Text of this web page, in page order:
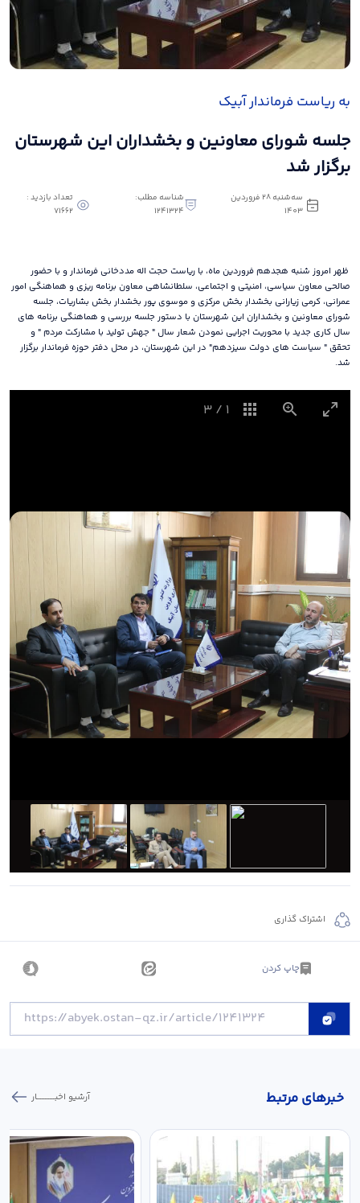
به ریاست فرماندار آبیک
جلسه شورای معاونین و بخشداران این شهرستان
برگزار شد
سه‌شنبه 28 فروردین
1403
شناسه مطلب:
1241324
تعداد بازدید :
71662
ظهر امروز شنبه هجدهم فروردین ماه، با ریاست حجت اله مددخانی فرماندار و با حضور
صالحی معاون سیاسی، امنیتی و اجتماعی، سلطانشاهی معاون برنامه ریزی و هماهنگی امور
عمرانی، کرمی زیارانی بخشدار بخش مرکزی و موسوی پور بخشدار بخش بشاریات، جلسه
شورای معاونین و بخشداران این شهرستان با دستور جلسه بررسی و هماهنگی برنامه های
سال کاری جدید با محوریت اجرایی نمودن شعار سال " جهش تولید با مشارکت مردم " و
تحقق " سیاست های دولت سیزدهم" در این شهرستان، در محل دفتر حوزه فرماندار برگزار
شد.
1
/
3
اشتراک گذاری
چاپ کردن
خبر‌های مرتبط آرشیو اخبـــــــــــار